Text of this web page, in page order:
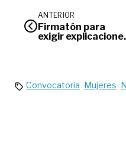
ANTERIOR
Firmatón para
exigir
Convocatoria Mujeres